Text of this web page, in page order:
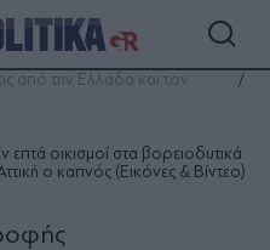
από την Ελλάδα και τον
οικισμοί στα βορειοδυτικά
ο καπνός (Εικόνες & Βίντεο)